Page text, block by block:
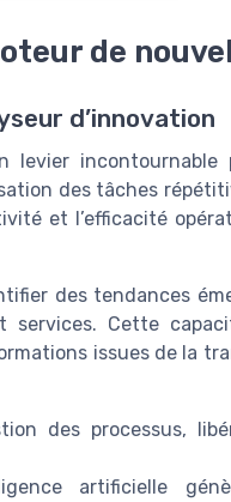
de
d’innovation
levier
des tâches
et l’efficacité
des tendances
Cette
issues de la
des processus,
artificielle